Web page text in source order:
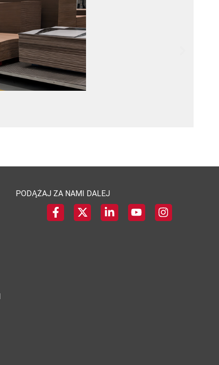
PODĄŻAJ ZA NAMI DALEJ